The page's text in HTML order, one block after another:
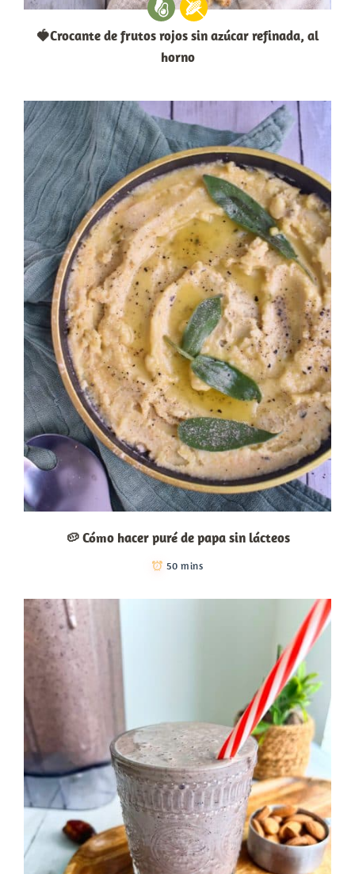
🍓Crocante de frutos rojos sin azúcar refinada, al
horno
🥔 Cómo hacer puré de papa sin lácteos
50 mins